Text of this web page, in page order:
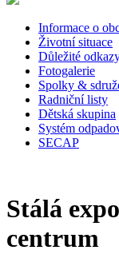
Informace o
Životní situace
Důležité
Fotogalerie
Spolky &
Radniční listy
Dětská skupina
Systém
SECAP
Stálá
centrum